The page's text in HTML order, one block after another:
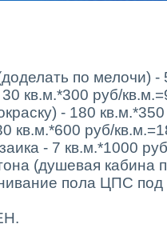
по мелочи) -
30 кв.м.*300 руб/
- 180
кв.м.*600 руб/
- 7 кв.м.*1000
(душевая кабина
пола ЦПС под